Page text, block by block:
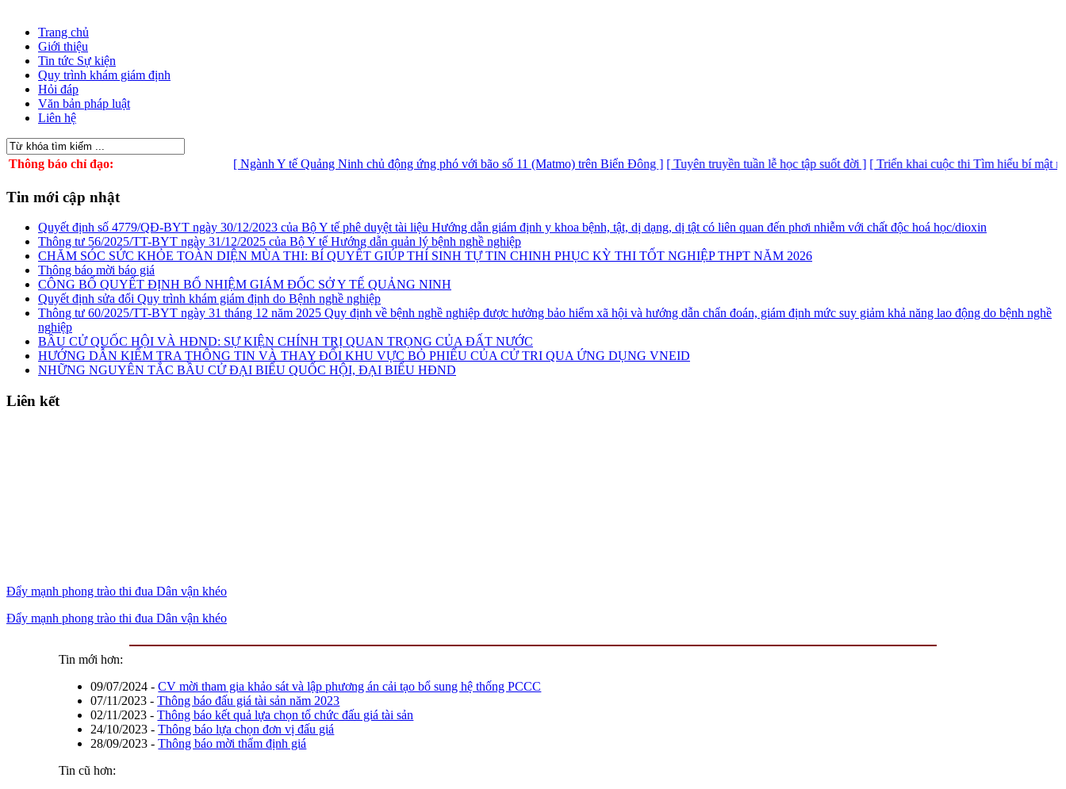
Trang chủ
Giới thiệu
Tin tức Sự kiện
Quy trình khám giám định
Hỏi đáp
Văn bản pháp luật
Liên hệ
Thông báo chỉ đạo: [ Ngành Y tế Quảng Ninh chủ động ứng phó với bão số 11 (Matmo) trên Biển Đông ] [ Tuyên truyền tuần lễ học tập suốt đời ] [ Triển khai cuộc thi Tìm hiểu bí mật nhà
Tin mới cập nhật
Quyết định số 4779/QĐ-BYT ngày 30/12/2023 của Bộ Y tế phê duyệt tài liệu Hướng dẫn giám định y khoa bệnh, tật, dị dạng, dị tật có liên quan đến phơi nhiễm với chất độc hoá học/dioxin
Thông tư 56/2025/TT-BYT ngày 31/12/2025 của Bộ Y tế Hướng dẫn quản lý bệnh nghề nghiệp
CHĂM SÓC SỨC KHỎE TOÀN DIỆN MÙA THI: BÍ QUYẾT GIÚP THÍ SINH TỰ TIN CHINH PHỤC KỲ THI TỐT NGHIỆP THPT NĂM 2026
Thông báo mời báo giá
CÔNG BỐ QUYẾT ĐỊNH BỔ NHIỆM GIÁM ĐỐC SỞ Y TẾ QUẢNG NINH
Quyết định sửa đổi Quy trình khám giám định do Bệnh nghề nghiệp
Thông tư 60/2025/TT-BYT ngày 31 tháng 12 năm 2025 Quy định về bệnh nghề nghiệp được hưởng bảo hiểm xã hội và hướng dẫn chẩn đoán, giám định mức suy giảm khả năng lao động do bệnh nghề
nghiệp
BẦU CỬ QUỐC HỘI VÀ HĐND: SỰ KIỆN CHÍNH TRỊ QUAN TRỌNG CỦA ĐẤT NƯỚC
HƯỚNG DẪN KIỂM TRA THÔNG TIN VÀ THAY ĐỔI KHU VỰC BỎ PHIẾU CỦA CỬ TRI QUA ỨNG DỤNG VNEID
NHỮNG NGUYÊN TẮC BẦU CỬ ĐẠI BIỂU QUỐC HỘI, ĐẠI BIỂU HĐND
Liên kết
Đẩy mạnh phong trào thi đua Dân vận khéo
Đẩy mạnh phong trào thi đua Dân vận khéo
Tin mới hơn:
09/07/2024 -CV mời tham gia khảo sát và lập phương án cải tạo bổ sung hệ thống PCCC
07/11/2023 -Thông báo đấu giá tài sản năm 2023
02/11/2023 -Thông báo kết quả lựa chọn tổ chức đấu giá tài sản
24/10/2023 -Thông báo lựa chọn đơn vị đấu giá
28/09/2023 -Thông báo mời thẩm định giá
Tin cũ hơn: